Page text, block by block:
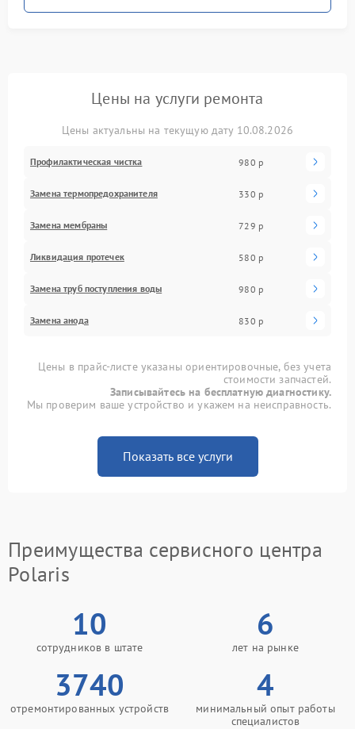
Цены на услуги ремонта
Цены актуальны на текущую дату 10.08.2026
Профилактическая чистка 980 р
Замена термопредохранителя 330 р
Замена мембраны 729 р
Ликвидация протечек 580 р
Замена труб поступления воды 980 р
Замена анода 830 р
Цены в прайс-листе указаны ориентировочные, без учета
стоимости запчастей.
Записывайтесь на бесплатную диагностику.
Мы проверим ваше устройство и укажем на неисправность.
Показать все услуги
Преимущества сервисного центра
Polaris
10
сотрудников в штате
6
лет на рынке
3740
отремонтированных устройств
4
минимальный опыт работы
специалистов